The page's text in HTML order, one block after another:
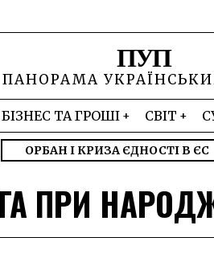
ПУП
ПАНОРАМА
БІЗНЕС ТА ГРОШІ СВІТ
ОРБАН І КРИЗА ЄДНОСТІ В ЄС
ПРИ